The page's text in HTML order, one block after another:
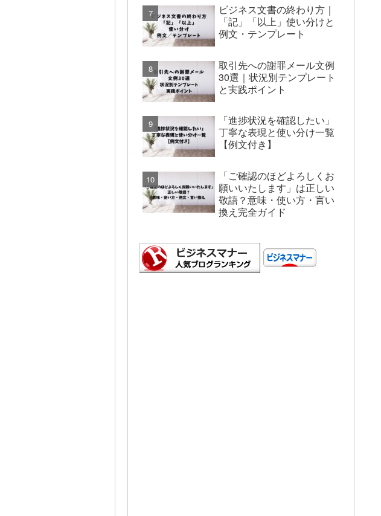
ビジネス文書の終わり方｜
「記」「以上」使い分けと
例文・テンプレート
取引先への謝罪メール文例
30選｜状況別テンプレート
と実践ポイント
「進捗状況を確認したい」
丁寧な表現と使い分け一覧
【例文付き】
「ご確認のほどよろしくお
願いいたします」は正しい
敬語？意味・使い方・言い
換え完全ガイド